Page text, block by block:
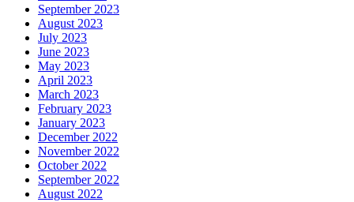
September 2023
August 2023
July 2023
June 2023
May 2023
April 2023
March 2023
February 2023
January 2023
December 2022
November 2022
October 2022
September 2022
August 2022